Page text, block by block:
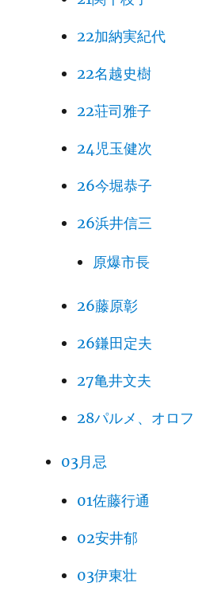
22加納実紀代
22名越史樹
22荘司雅子
24児玉健次
26今堀恭子
26浜井信三
原爆市長
26藤原彰
26鎌田定夫
27亀井文夫
28パルメ、オロフ
03月忌
01佐藤行通
02安井郁
03伊東壮